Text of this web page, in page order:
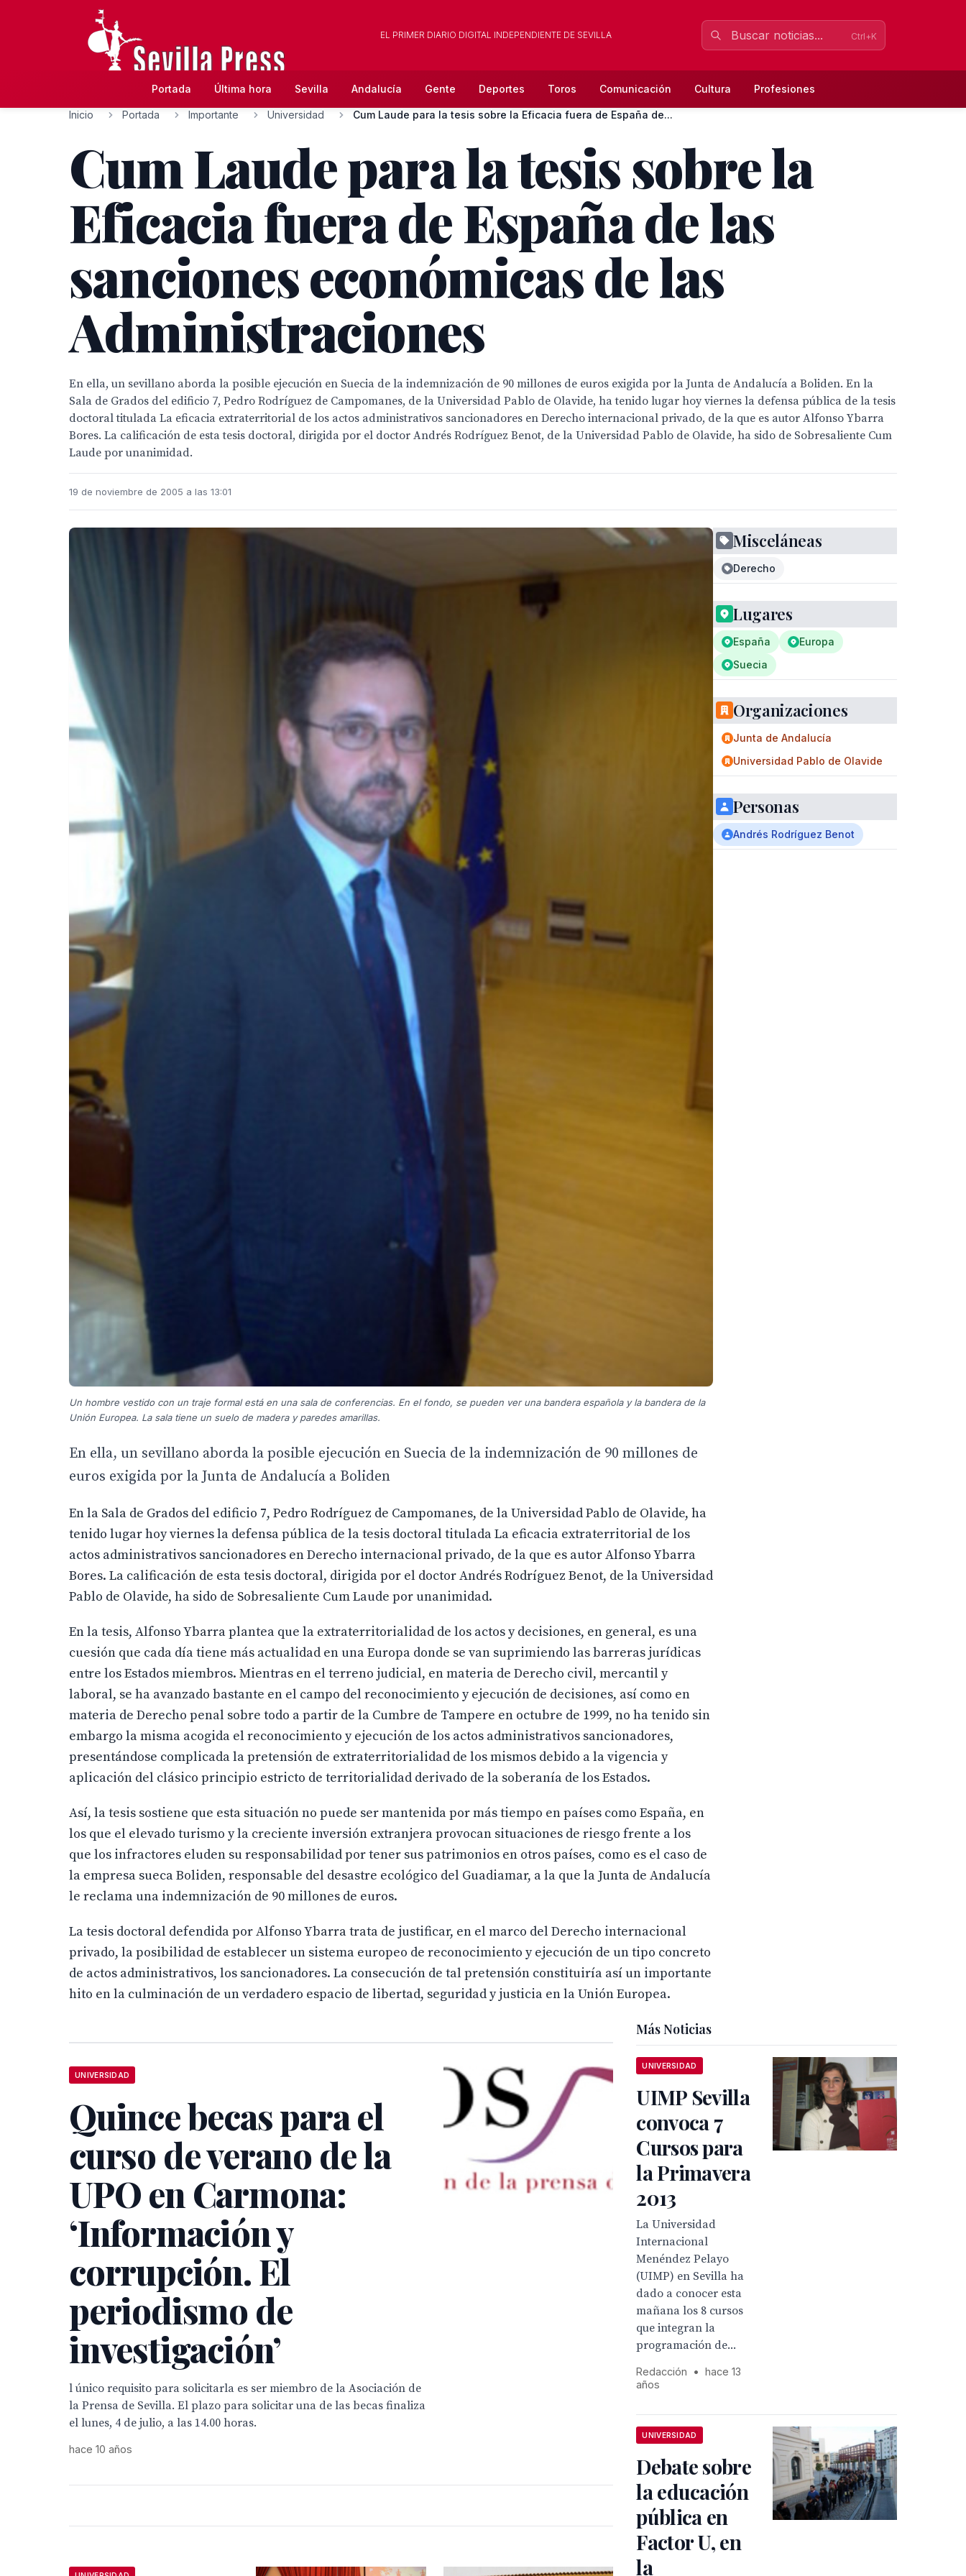
EL PRIMER DIARIO DIGITAL INDEPENDIENTE DE SEVILLA Ctrl+K
Portada Última hora Sevilla Andalucía Gente Deportes Toros Comunicación Cultura Profesiones
Inicio Portada Importante Universidad Cum Laude para la tesis sobre la Eficacia fuera de España de...
Cum Laude para la tesis sobre la
Eficacia fuera de España de las
sanciones económicas de las
Administraciones
En ella, un sevillano aborda la posible ejecución en Suecia de la indemnización de 90 millones de euros exigida por la Junta de Andalucía a Boliden. En la
Sala de Grados del edificio 7, Pedro Rodríguez de Campomanes, de la Universidad Pablo de Olavide, ha tenido lugar hoy viernes la defensa pública de la tesis
doctoral titulada La eficacia extraterritorial de los actos administrativos sancionadores en Derecho internacional privado, de la que es autor Alfonso Ybarra
Bores. La calificación de esta tesis doctoral, dirigida por el doctor Andrés Rodríguez Benot, de la Universidad Pablo de Olavide, ha sido de Sobresaliente Cum
Laude por unanimidad.
19 de noviembre de 2005 a las 13:01
Un hombre vestido con un traje formal está en una sala de conferencias. En el fondo, se pueden ver una bandera española y la bandera de la
Unión Europea. La sala tiene un suelo de madera y paredes amarillas.
En ella, un sevillano aborda la posible ejecución en Suecia de la indemnización de 90 millones de
euros exigida por la Junta de Andalucía a Boliden
En la Sala de Grados del edificio 7, Pedro Rodríguez de Campomanes, de la Universidad Pablo de Olavide, ha
tenido lugar hoy viernes la defensa pública de la tesis doctoral titulada La eficacia extraterritorial de los
actos administrativos sancionadores en Derecho internacional privado, de la que es autor Alfonso Ybarra
Bores. La calificación de esta tesis doctoral, dirigida por el doctor Andrés Rodríguez Benot, de la Universidad
Pablo de Olavide, ha sido de Sobresaliente Cum Laude por unanimidad.
En la tesis, Alfonso Ybarra plantea que la extraterritorialidad de los actos y decisiones, en general, es una
cuesión que cada día tiene más actualidad en una Europa donde se van suprimiendo las barreras jurídicas
entre los Estados miembros. Mientras en el terreno judicial, en materia de Derecho civil, mercantil y
laboral, se ha avanzado bastante en el campo del reconocimiento y ejecución de decisiones, así como en
materia de Derecho penal sobre todo a partir de la Cumbre de Tampere en octubre de 1999, no ha tenido sin
embargo la misma acogida el reconocimiento y ejecución de los actos administrativos sancionadores,
presentándose complicada la pretensión de extraterritorialidad de los mismos debido a la vigencia y
aplicación del clásico principio estricto de territorialidad derivado de la soberanía de los Estados.
Así, la tesis sostiene que esta situación no puede ser mantenida por más tiempo en países como España, en
los que el elevado turismo y la creciente inversión extranjera provocan situaciones de riesgo frente a los
que los infractores eluden su responsabilidad por tener sus patrimonios en otros países, como es el caso de
la empresa sueca Boliden, responsable del desastre ecológico del Guadiamar, a la que la Junta de Andalucía
le reclama una indemnización de 90 millones de euros.
La tesis doctoral defendida por Alfonso Ybarra trata de justificar, en el marco del Derecho internacional
privado, la posibilidad de establecer un sistema europeo de reconocimiento y ejecución de un tipo concreto
de actos administrativos, los sancionadores. La consecución de tal pretensión constituiría así un importante
hito en la culminación de un verdadero espacio de libertad, seguridad y justicia en la Unión Europea.
Misceláneas
Derecho
Lugares
España
Europa
Suecia
Organizaciones
Junta de Andalucía
Universidad Pablo de Olavide
Personas
Andrés Rodríguez Benot
UNIVERSIDAD
Quince becas para el
curso de verano de la
UPO en Carmona:
‘Información y
corrupción. El
periodismo de
investigación’
l único requisito para solicitarla es ser miembro de la Asociación de
la Prensa de Sevilla. El plazo para solicitar una de las becas finaliza
el lunes, 4 de julio, a las 14.00 horas.
hace 10 años
Más Noticias
UNIVERSIDAD
UIMP Sevilla
convoca 7
Cursos para
la Primavera
2013
La Universidad
Internacional
Menéndez Pelayo
(UIMP) en Sevilla ha
dado a conocer esta
mañana los 8 cursos
que integran la
programación de...
Redacción •
hace 13
años
UNIVERSIDAD
Debate sobre
la educación
pública en
Factor U, en
la